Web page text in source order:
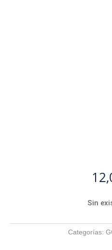
Sin
Categorías: